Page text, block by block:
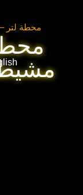
محطة لتر
مشيط